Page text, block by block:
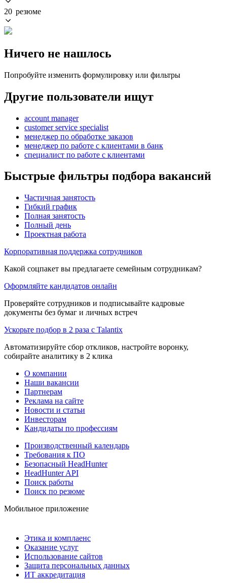
20 резюме
Ничего не нашлось
Попробуйте изменить формулировку или фильтры
Другие пользователи ищут
account manager
customer service specialist
менеджер по обработке заказов
менеджер по работе с клиентами в банк
специалист по работе с клиентами
Быстрые фильтры подбора вакансий
Частичная занятость
Гибкий график
Полная занятость
Полный день
Проектная работа
Корпоративная поддержка сотрудников
Какой соцпакет вы предлагаете семейным сотрудникам?
Оформляйте кандидатов онлайн
Проверяйте сотрудников и подписывайте кадровые
документы без бумаг и личных встреч
Ускорьте подбор в 2 раза с Talantix
Автоматизируйте сбор откликов, настройте воронку,
собирайте аналитику в 2 клика
О компании
Наши вакансии
Партнерам
Реклама на сайте
Новости и статьи
Инвесторам
Кандидаты по профессиям
Производственный календарь
Требования к ПО
Безопасный HeadHunter
HeadHunter API
Поиск работы
Поиск по резюме
Мобильное приложение
Этика и комплаенс
Оказание услуг
Использование сайтов
Защита персональных данных
ИТ аккредитация